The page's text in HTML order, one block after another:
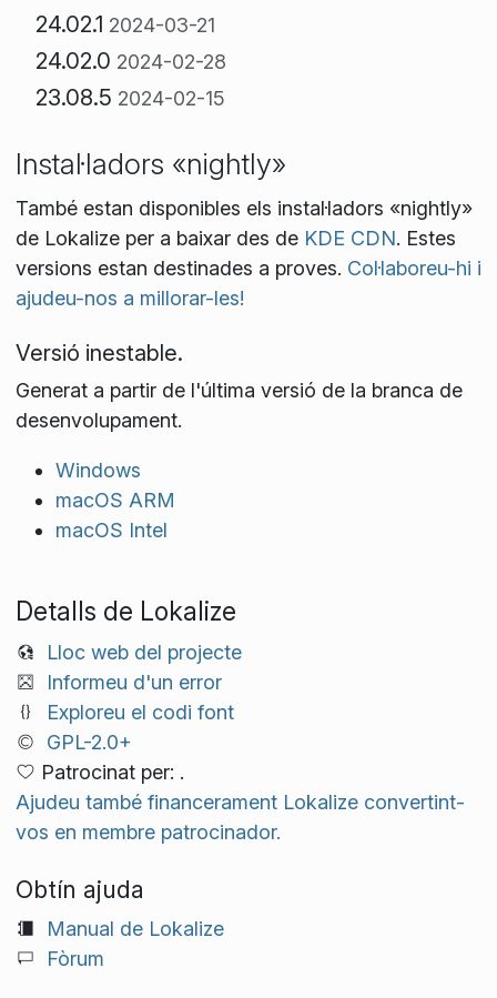
24.02.1 2024-03-21
24.02.0 2024-02-28
23.08.5 2024-02-15
Instal·ladors «nightly»
També estan disponibles els instal·ladors «nightly»
de Lokalize per a baixar des de KDE CDN. Estes
versions estan destinades a proves. Col·laboreu-hi i
ajudeu-nos a millorar-les!
Versió inestable.
Generat a partir de l'última versió de la branca de
desenvolupament.
Windows
macOS ARM
macOS Intel
Detalls de Lokalize
Lloc web del projecte
Informeu d'un error
Exploreu el codi font
GPL-2.0+
Patrocinat per: .
Ajudeu també financerament Lokalize convertint-
vos en membre patrocinador.
Obtín ajuda
Manual de Lokalize
Fòrum